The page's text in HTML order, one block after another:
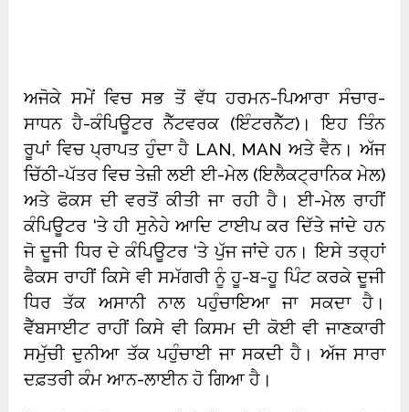
ਅਜੋਕੇ ਸਮੇਂ ਵਿਚ ਸਭ ਤੋਂ ਵੱਧ ਹਰਮਨ-ਪਿਆਰਾ ਸੰਚਾਰ-
ਸਾਧਨ ਹੈ-ਕੰਪਿਊਟਰ ਨੈੱਟਵਰਕ (ਇੰਟਰਨੈੱਟ)। ਇਹ ਤਿੰਨ
ਰੂਪਾਂ ਵਿਚ ਪ੍ਰਾਪਤ ਹੁੰਦਾ ਹੈ LAN, MAN ਅਤੇ ਵੈਨ। ਅੱਜ
ਚਿੱਠੀ-ਪੱਤਰ ਵਿਚ ਤੇਜ਼ੀ ਲਈ ਈ-ਮੇਲ (ਇਲੈਕਟ੍ਰਾਨਿਕ ਮੇਲ)
ਅਤੇ ਫੋਕਸ ਦੀ ਵਰਤੋਂ ਕੀਤੀ ਜਾ ਰਹੀ ਹੈ। ਈ-ਮੇਲ ਰਾਹੀਂ
ਕੰਪਿਊਟਰ ‘ਤੇ ਹੀ ਸੁਨੇਹੇ ਆਦਿ ਟਾਈਪ ਕਰ ਦਿੱਤੇ ਜਾਂਦੇ ਹਨ
ਜੋ ਦੂਜੀ ਧਿਰ ਦੇ ਕੰਪਿਊਟਰ ‘ਤੇ ਪੁੱਜ ਜਾਂਦੇ ਹਨ। ਇਸੇ ਤਰ੍ਹਾਂ
ਫੈਕਸ ਰਾਹੀਂ ਕਿਸੇ ਵੀ ਸਮੱਗਰੀ ਨੂੰ ਹੂ-ਬ-ਹੂ ਪਿੰਟ ਕਰਕੇ ਦੂਜੀ
ਧਿਰ ਤੱਕ ਅਸਾਨੀ ਨਾਲ ਪਹੁੰਚਾਇਆ ਜਾ ਸਕਦਾ ਹੈ।
ਵੈੱਬਸਾਈਟ ਰਾਹੀਂ ਕਿਸੇ ਵੀ ਕਿਸਮ ਦੀ ਕੋਈ ਵੀ ਜਾਣਕਾਰੀ
ਸਮੁੱਚੀ ਦੁਨੀਆ ਤੱਕ ਪਹੁੰਚਾਈ ਜਾ ਸਕਦੀ ਹੈ। ਅੱਜ ਸਾਰਾ
ਦਫ਼ਤਰੀ ਕੰਮ ਆਨ-ਲਾਈਨ ਹੋ ਗਿਆ ਹੈ।